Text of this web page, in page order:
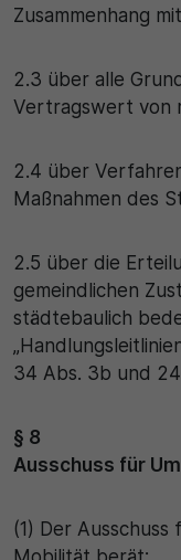
Zusammenhang
2.3 über alle
Vertragswert von
2.4 über
Maßnahmen des
2.5 über die
gemeindlichen
städtebaulich
34 Abs. 3b und
§ 8
Ausschuss für
(1) Der